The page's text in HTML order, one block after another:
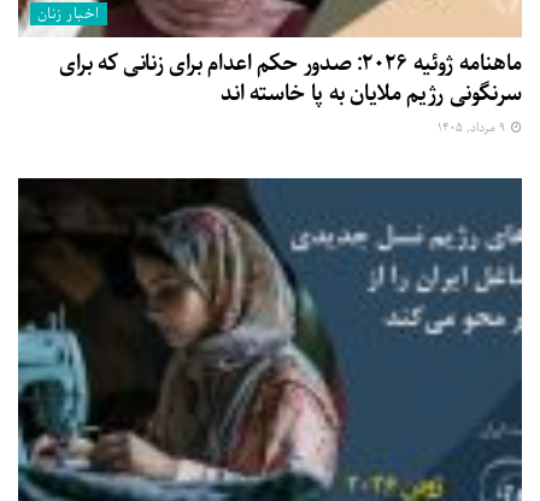
اخبار زنان
ماهنامه ژوئیه ۲۰۲۶: صدور حکم اعدام برای زنانی که برای
سرنگونی رژیم ملایان به پا خاسته اند